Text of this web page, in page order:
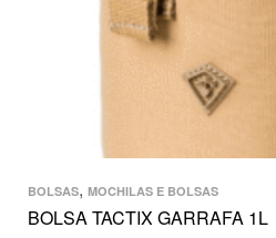
BOLSAS, MOCHILAS E BOLSAS
BOLSA TACTIX GARRAFA 1L